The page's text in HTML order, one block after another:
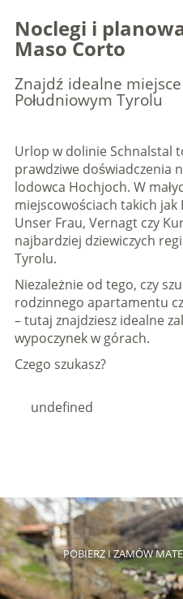
Noclegi i
Maso Corto
Znajdź idealne
Południowym Tyrolu
Urlop w dolinie Schnalstal
prawdziwe doświadczenia
lodowca Hochjoch. W
miejscowościach takich
Unser Frau, Vernagt czy
najbardziej dziewiczych
Tyrolu.
Niezależnie od tego, czy
rodzinnego apartamentu
– tutaj znajdziesz idealne
wypoczynek w górach.
Czego szukasz?
POBIERZ I ZAMÓW